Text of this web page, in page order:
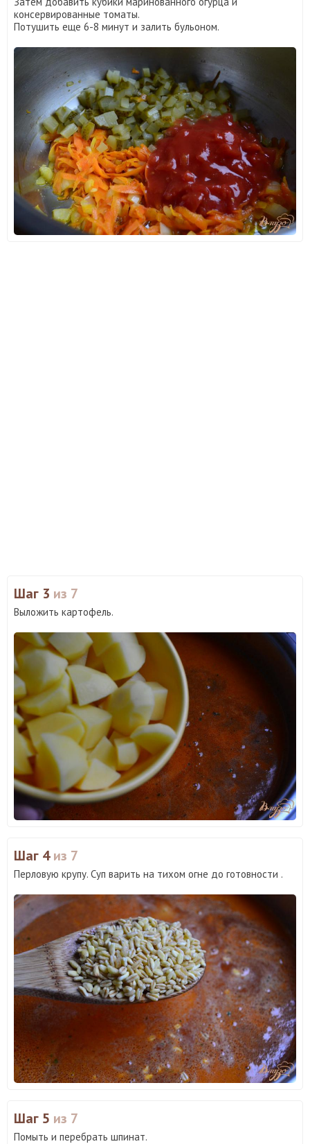
консервированные томаты.
Потушить еще 6-8 минут и залить бульоном.
Шаг 3 из 7
Выложить картофель.
Шаг 4из 7
Перловую крупу. Суп варить на тихом огне до готовности .
Шаг 5 из 7
Помыть и перебрать шпинат.